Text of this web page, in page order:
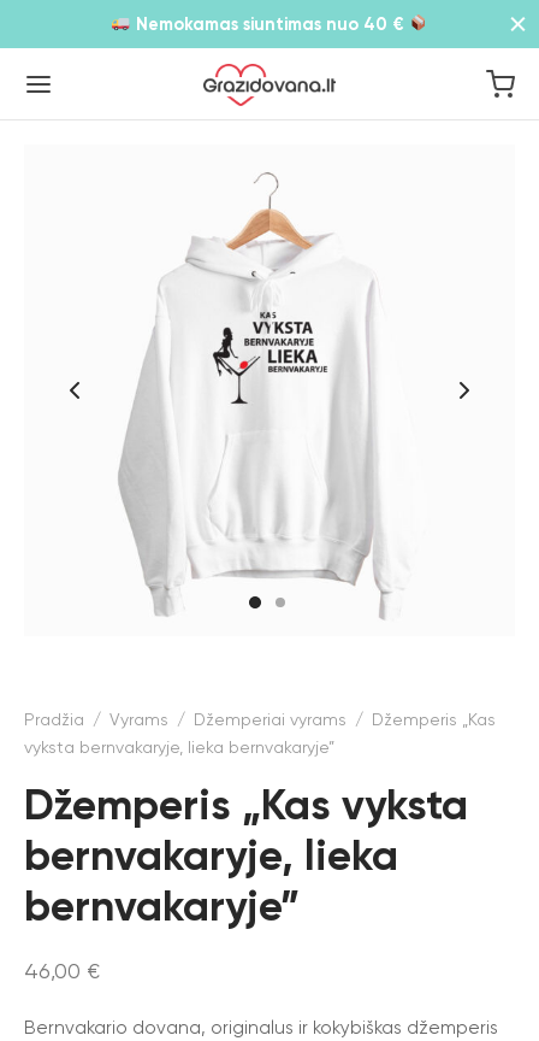
Nemokamas siuntimas nuo 40 €
Pradžia / Vyrams / Džemperiai vyrams / Džemperis „Kas
vyksta bernvakaryje, lieka bernvakaryje”
Džemperis „Kas vyksta
bernvakaryje, lieka
bernvakaryje”
46,00 €
Bernvakario dovana, originalus ir kokybiškas džemperis